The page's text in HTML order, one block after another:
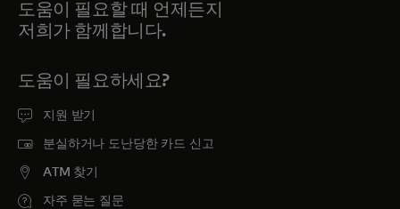
도움이 필요할 때 언제든지
저희가 함께합니다.
도움이 필요하세요?
지원 받기
분실하거나 도난당한 카드 신고
ATM 찾기
자주 묻는 질문